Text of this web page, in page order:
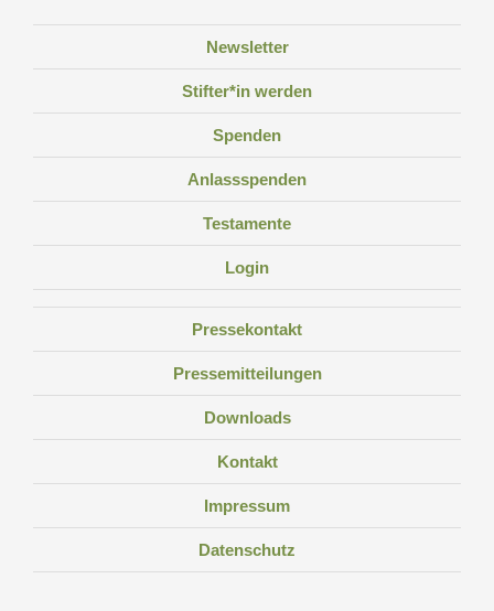
Newsletter
Stifter*in werden
Spenden
Anlassspenden
Testamente
Login
Pressekontakt
Pressemitteilungen
Downloads
Kontakt
Impressum
Datenschutz